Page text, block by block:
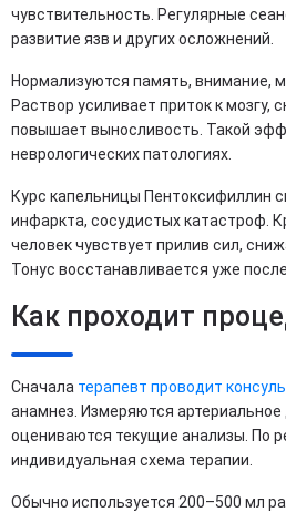
чувствительность. Регулярные
развитие язв и других осложнений.
Нормализуются память, внимание,
Раствор усиливает приток к мозгу,
повышает выносливость. Такой
неврологических патологиях.
Курс капельницы Пентоксифиллин
инфаркта, сосудистых катастроф.
человек чувствует прилив сил,
Тонус восстанавливается уже
Как проходит
Сначала терапевт проводит
анамнез. Измеряются артериальное
оцениваются текущие анализы. По
индивидуальная схема терапии.
Обычно используется 200–500 мл